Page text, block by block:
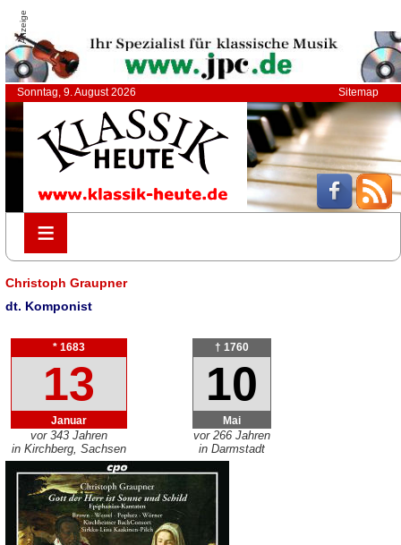
Anzeige
Sonntag, 9. August 2026 Sitemap
≡
≡
Christoph Graupner
dt. Komponist
* 1683
13
Januar
vor 343 Jahren
in Kirchberg, Sachsen
† 1760
10
Mai
vor 266 Jahren
in Darmstadt